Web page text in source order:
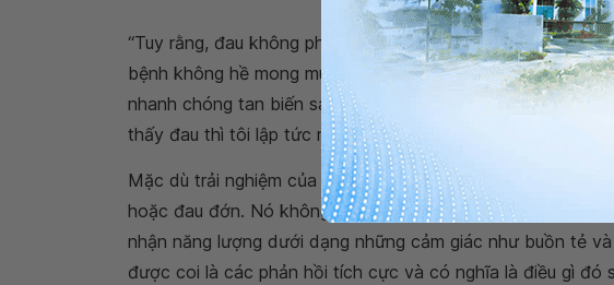
“Tuy rằng, đau không phải là vấn đề gì tiêu cực trong quá
bệnh không hề mong muốn cảm giác này cứ bị kéo dài.
nhanh chóng tan biến sau khi kim được rút ra” Choudhury
thấy đau thì tôi lập tức rút kim ra ."
Mặc dù trải nghiệm của mọi người sẽ khác nhau, nhưng
hoặc đau đớn. Nó không cần gây nên cảm giác đau để có
nhận năng lượng dưới dạng những cảm giác như buồn tẻ
được coi là các phản hồi tích cực và có nghĩa là điều gì đó